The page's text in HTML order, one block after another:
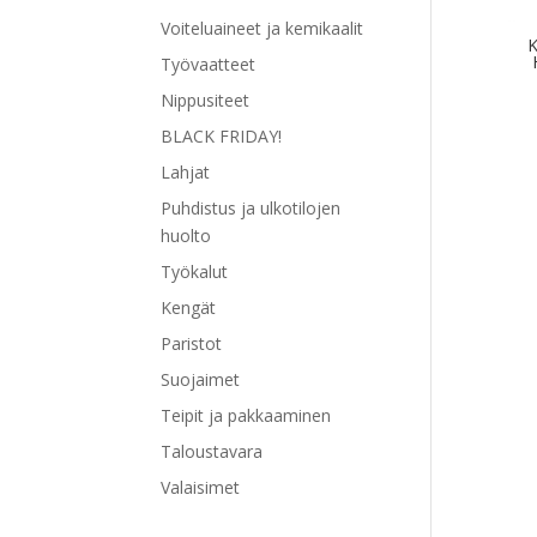
Voiteluaineet ja kemikaalit
Työvaatteet
Nippusiteet
BLACK FRIDAY!
Lahjat
Puhdistus ja ulkotilojen
huolto
Työkalut
Kengät
Paristot
Suojaimet
Teipit ja pakkaaminen
Taloustavara
Valaisimet